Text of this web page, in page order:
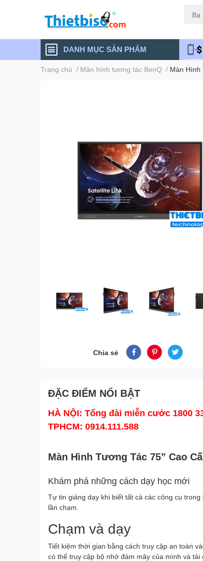
DANH MỤC SẢN PHẨM
Trang chủ / Màn hình tương tác BenQ / Màn Hình
Chia sẻ
ĐẶC ĐIỂM NỔI BẬT
HÀ NỘI: Tổng đài miễn cước 1800
TPHCM: 0914.111.588
Màn Hình Tương Tác 75” Cao
Khám phá những cách dạy học mới
Tự tin giảng dạy khi biết tất cả các công cụ
lần chạm.
Chạm và dạy
Tiết kiệm thời gian bằng cách truy cập an toàn
có thể truy cập bộ nhớ đám mây của mình và